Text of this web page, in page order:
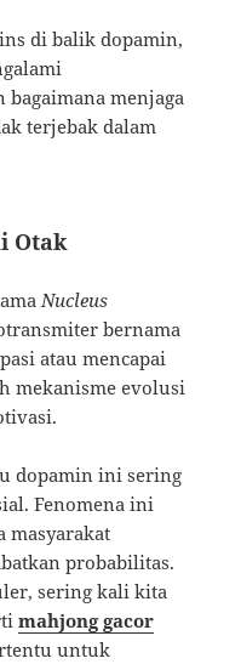
di balik dopamin,
menjaga
terjebak dalam
Otak
Nucleus
bernama
atau mencapai
mekanisme evolusi
dopamin ini sering
Fenomena ini
masyarakat
probabilitas.
sering kali kita
mahjong gacor
untuk